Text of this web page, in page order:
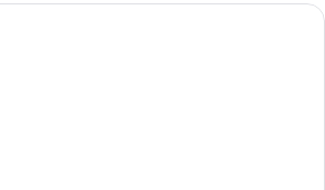
1 soverom, sengetøy av topp